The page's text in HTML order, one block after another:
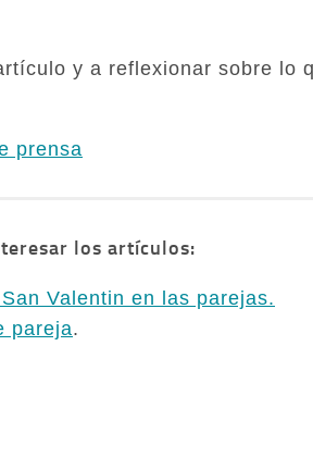
y a reflexionar sobre lo
prensa
los artículos:
Valentin en las parejas.
pareja.